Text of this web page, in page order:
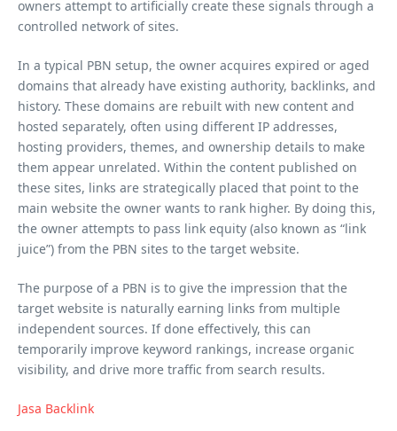
owners attempt to artificially create these signals through a
controlled network of sites.
In a typical PBN setup, the owner acquires expired or aged
domains that already have existing authority, backlinks, and
history. These domains are rebuilt with new content and
hosted separately, often using different IP addresses,
hosting providers, themes, and ownership details to make
them appear unrelated. Within the content published on
these sites, links are strategically placed that point to the
main website the owner wants to rank higher. By doing this,
the owner attempts to pass link equity (also known as “link
juice”) from the PBN sites to the target website.
The purpose of a PBN is to give the impression that the
target website is naturally earning links from multiple
independent sources. If done effectively, this can
temporarily improve keyword rankings, increase organic
visibility, and drive more traffic from search results.
Jasa Backlink